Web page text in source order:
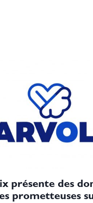
présente des
prometteuses